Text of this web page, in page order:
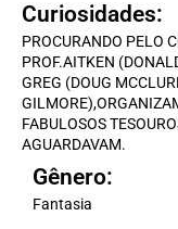
Curiosidades:
PROCURANDO PELO
PROF.AITKEN
GREG (DOUG
FABULOSOS
AGUARDAVAM.
Gênero:
Fantasia